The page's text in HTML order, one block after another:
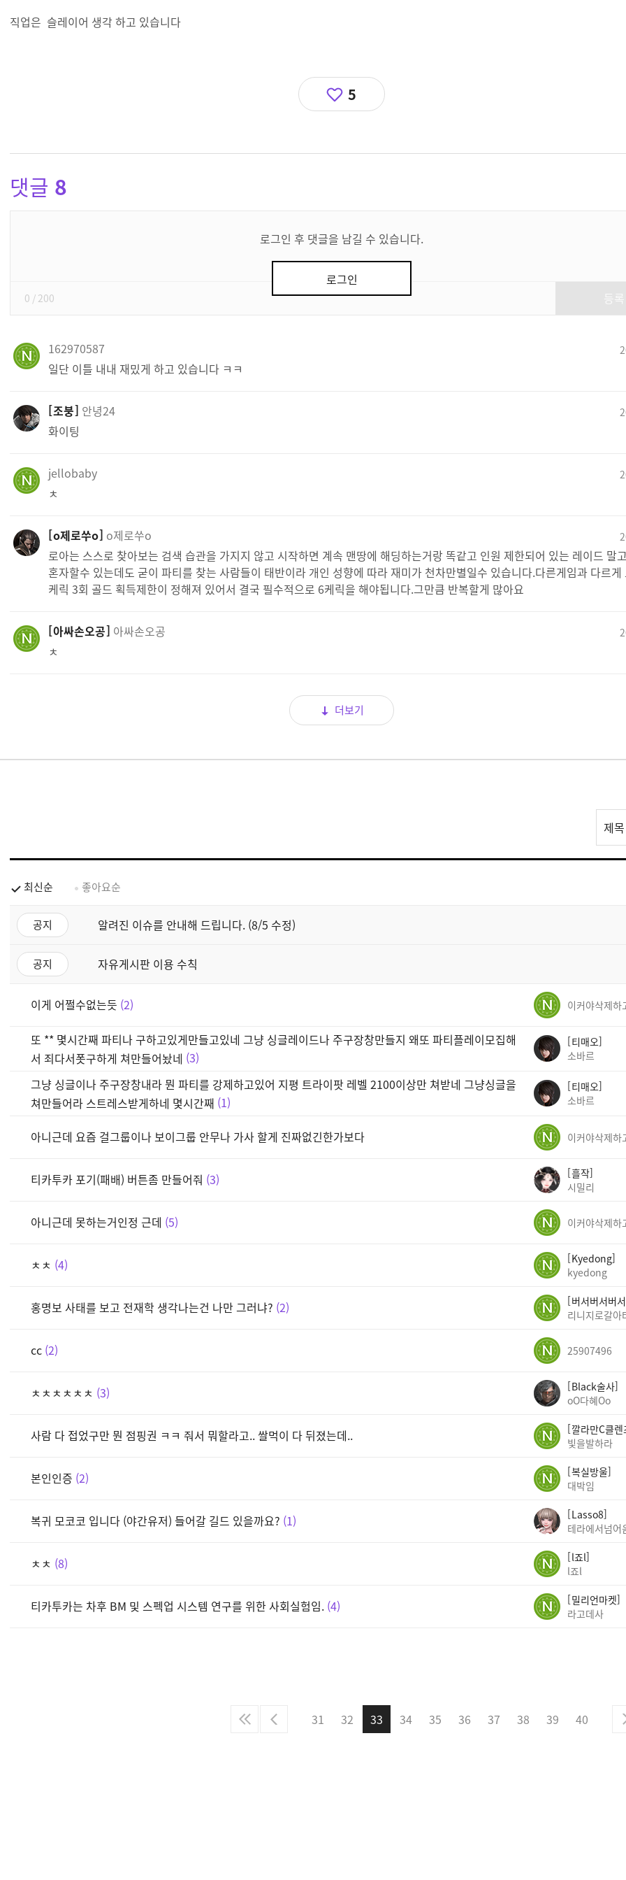
직업은 슬레이어 생각 하고 있습니다
5
댓글 8
로그인 후 댓글을 남길 수 있습니다.
로그인
0 / 200
162970587
일단 이틀 내내 재밌게 하고 있습니다 ㅋㅋ
조붕 안녕24
화이팅
jellobaby
ㅊ
o제로쑤o o제로쑤o
로아는 스스로 찾아보는 검색 습관을 가지지 않고 시작하면 계속 맨땅에 해딩하는거랑 똑같고 인원 제한되어 있는 레이드 말
혼자할수 있는데도 굳이 파티를 찾는 사람들이 태반이라 개인 성향에 따라 재미가 천차만별일수 있습니다.다른게임과 다르게
케릭 3회 골드 획득제한이 정해져 있어서 결국 필수적으로 6케릭을 해야됩니다.그만큼 반복할게 많아요
아싸손오공 아싸손오공
ㅊ
더보기
스
트
제목
최신순 좋아요순
공지 알려진 이슈를 안내해 드립니다. (8/5 수정)
공지 자유게시판 이용 수칙
이게 어쩔수없는듯 2
또 ** 몇시간째 파티나 구하고있게만들고있네 그냥 싱글레이드나 주구장창만들지 왜또 파티플레이모집해
서 죄다서폿구하게 쳐만들어놨네 3
티매오
소바르
그냥 싱글이나 주구장창내라 뭔 파티를 강제하고있어 지평 트라이팟 레벨 2100이상만 쳐받네 그냥싱글을
쳐만들어라 스트레스받게하네 몇시간째 1
티매오
소바르
아니근데 요즘 걸그룹이나 보이그룹 안무나 가사 할게 진짜없긴한가보다
티카투카 포기(패배) 버튼좀 만들어줘 3
흘작
시밀리
아니근데 못하는거인정 근데 5
ㅊㅊ 4
Kyedong
kyedong
홍명보 사태를 보고 전재학 생각나는건 나만 그러냐? 2
버서버서버서
리니지로갈아
cc 2 25907496
ㅊㅊㅊㅊㅊㅊ 3
Black술사
oO다혜Oo
사람 다 접었구만 뭔 점핑권 ㅋㅋ 줘서 뭐할라고.. 쌀먹이 다 뒤졌는데..
깔라만C클렌
빛을발하라
본인인증 2
복실방울
대박임
복귀 모코코 입니다 (야간유저) 들어갈 길드 있을까요? 1
Lasso8
테라에서넘어
ㅊㅊ 8
l죠l
l죠l
티카투카는 차후 BM 및 스펙업 시스템 연구를 위한 사회실험임. 4
밀리언마켓
라고데사
31 32 33 34 35 36 37 38 39 40